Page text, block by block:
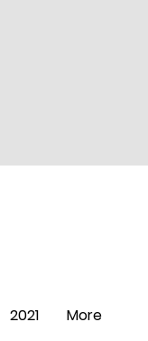
2021 More